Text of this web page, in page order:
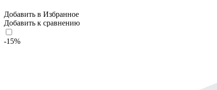
Добавить в Избранное
Добавить к сравнению
-15%